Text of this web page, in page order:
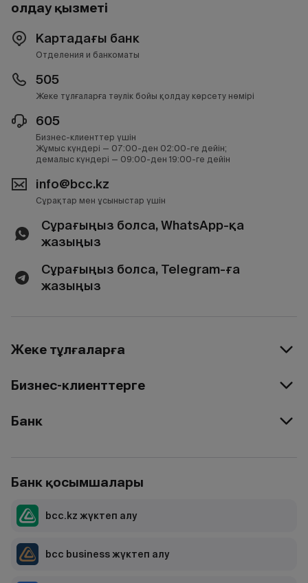
Қолдау қызметі
Картадағы банк
Отделения и банкоматы
505
Жеке тұлғаларға тәулік бойы қолдау көрсету нөмірі
605
Бизнес-клиенттер үшін
Жұмыс күндері — 07:00-ден 02:00-ге дейін;
демалыс күндері — 09:00-ден 19:00-ге дейін
info@bcc.kz
Сұрақтар мен ұсыныстар үшін
Сұрағыңыз болса, WhatsApp-қа
жазыңыз
Сұрағыңыз болса, Telegram-ға
жазыңыз
Жеке тұлғаларға
Бизнес-клиенттерге
Банк
Банк қосымшалары
bcc.kz жүктеп алу
bcc business жүктеп алу